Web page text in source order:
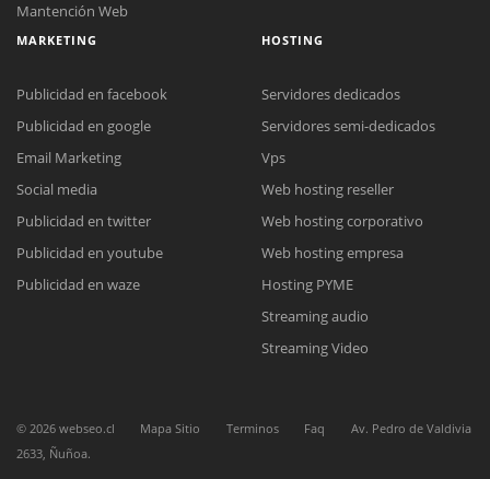
Reunión online
Nuestros ejecutivos le enviarán un correo electrónico con el enlace a
Meet para la reunión online.
Cotización
Chat Online
Todos nuestros ejecutivos están fuera de línea. Complete el formulario
Mantención Web
MARKETING
Publicidad en facebook
Publicidad en google
Email Marketing
Social media
Publicidad en twitter
Publicidad en youtube
Publicidad en waze
HOSTING
Servidores dedicados
Servidores semi-dedicados
Vps
Web hosting reseller
Web hosting corporativo
Web hosting empresa
Hosting PYME
Streaming audio
Streaming Video
© 2026 webseo.cl Mapa Sitio Terminos Faq
Av. Pedro de Valdivia
2633, Ñuñoa.